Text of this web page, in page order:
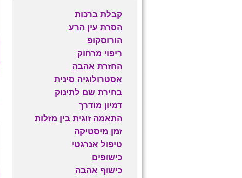
קבלת ברכות
הסרת עין הרע
הורוסקופ
ריפוי מרחוק
החזרת אהבה
אסטרולוגיה סינית
בחירת שם לתינוק
דמיון מודרך
התאמה זוגית בין מזלות
זמן מיסטיקה
טיפול אנרגטי
כישופים
כישוף אהבה